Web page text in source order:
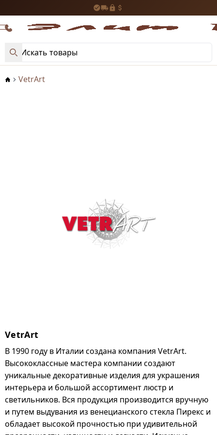
VetrArt
VetrArt
В 1990 году в Италии создана компания VetrArt.
Высококлассные мастера компании создают
уникальные декоративные изделия для украшения
интерьера и большой ассортимент люстр и
светильников. Вся продукция производится вручную
и путем выдувания из венецианского стекла Пирекс и
обладает высокой прочностью при удивительной